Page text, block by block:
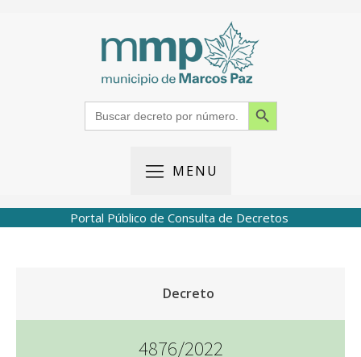
Search
for:
Search Button
MENU
Portal Público de Consulta de Decretos
Decreto
4876/2022